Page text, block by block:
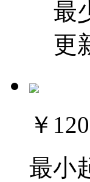
最
更
￥
最小